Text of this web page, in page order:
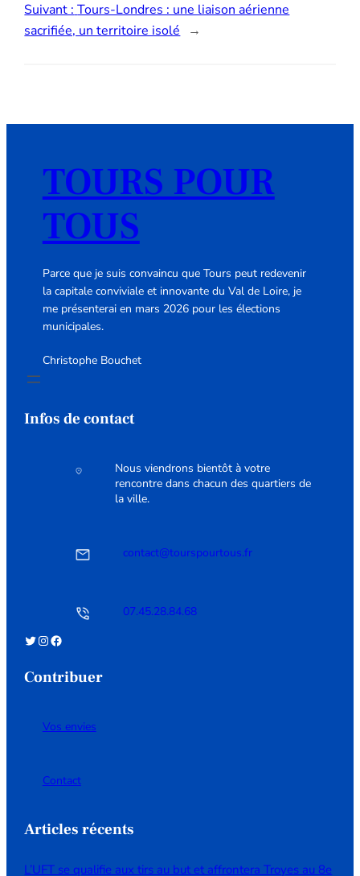
Suivant : Tours-Londres : une liaison aérienne
sacrifiée, un territoire isolé
→
TOURS POUR
TOUS
Parce que je suis convaincu que Tours peut redevenir
la capitale conviviale et innovante du Val de Loire, je
me présenterai en mars 2026 pour les élections
municipales.
Christophe Bouchet
Infos de contact
Nous viendrons bientôt à votre
rencontre dans chacun des quartiers de
la ville.
contact@tourspourtous.fr
07.45.28.84.68
Twitter InstagramFacebook
Contribuer
Vos envies
Contact
Articles récents
L’UFT se qualifie aux tirs au but et affrontera Troyes au 8e